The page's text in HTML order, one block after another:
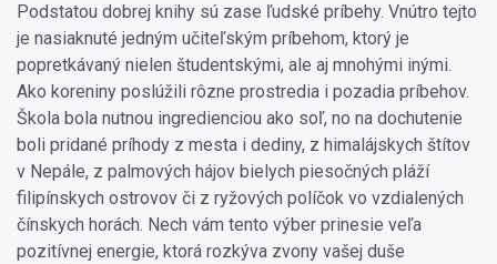
Podstatou dobrej knihy sú zase ľudské príbehy. Vnútro tejto
je nasiaknuté jedným učiteľským príbehom, ktorý je
popretkávaný nielen študentskými, ale aj mnohými inými.
Ako koreniny poslúžili rôzne prostredia i pozadia príbehov.
Škola bola nutnou ingredienciou ako soľ, no na dochutenie
boli pridané príhody z mesta i dediny, z himalájskych štítov
v Nepále, z palmových hájov bielych piesočných pláží
filipínskych ostrovov či z ryžových políčok vo vzdialených
čínskych horách. Nech vám tento výber prinesie veľa
pozitívnej energie, ktorá rozkýva zvony vašej duše